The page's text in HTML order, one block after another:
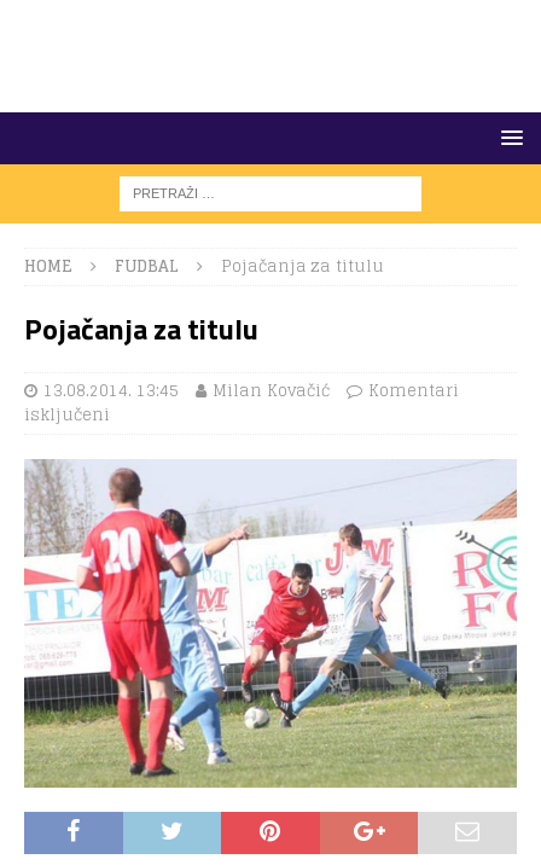
HOME FUDBAL Pojačanja za titulu
Pojačanja za titulu
13.08.2014. 13:45 Milan Kovačić
Komentari
isključeni